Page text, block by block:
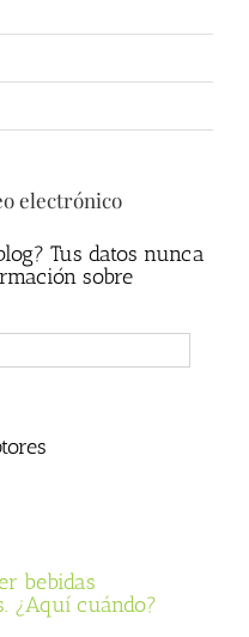
electrónico
Tus datos nunca
sobre
bebidas
¿Aquí cuándo?